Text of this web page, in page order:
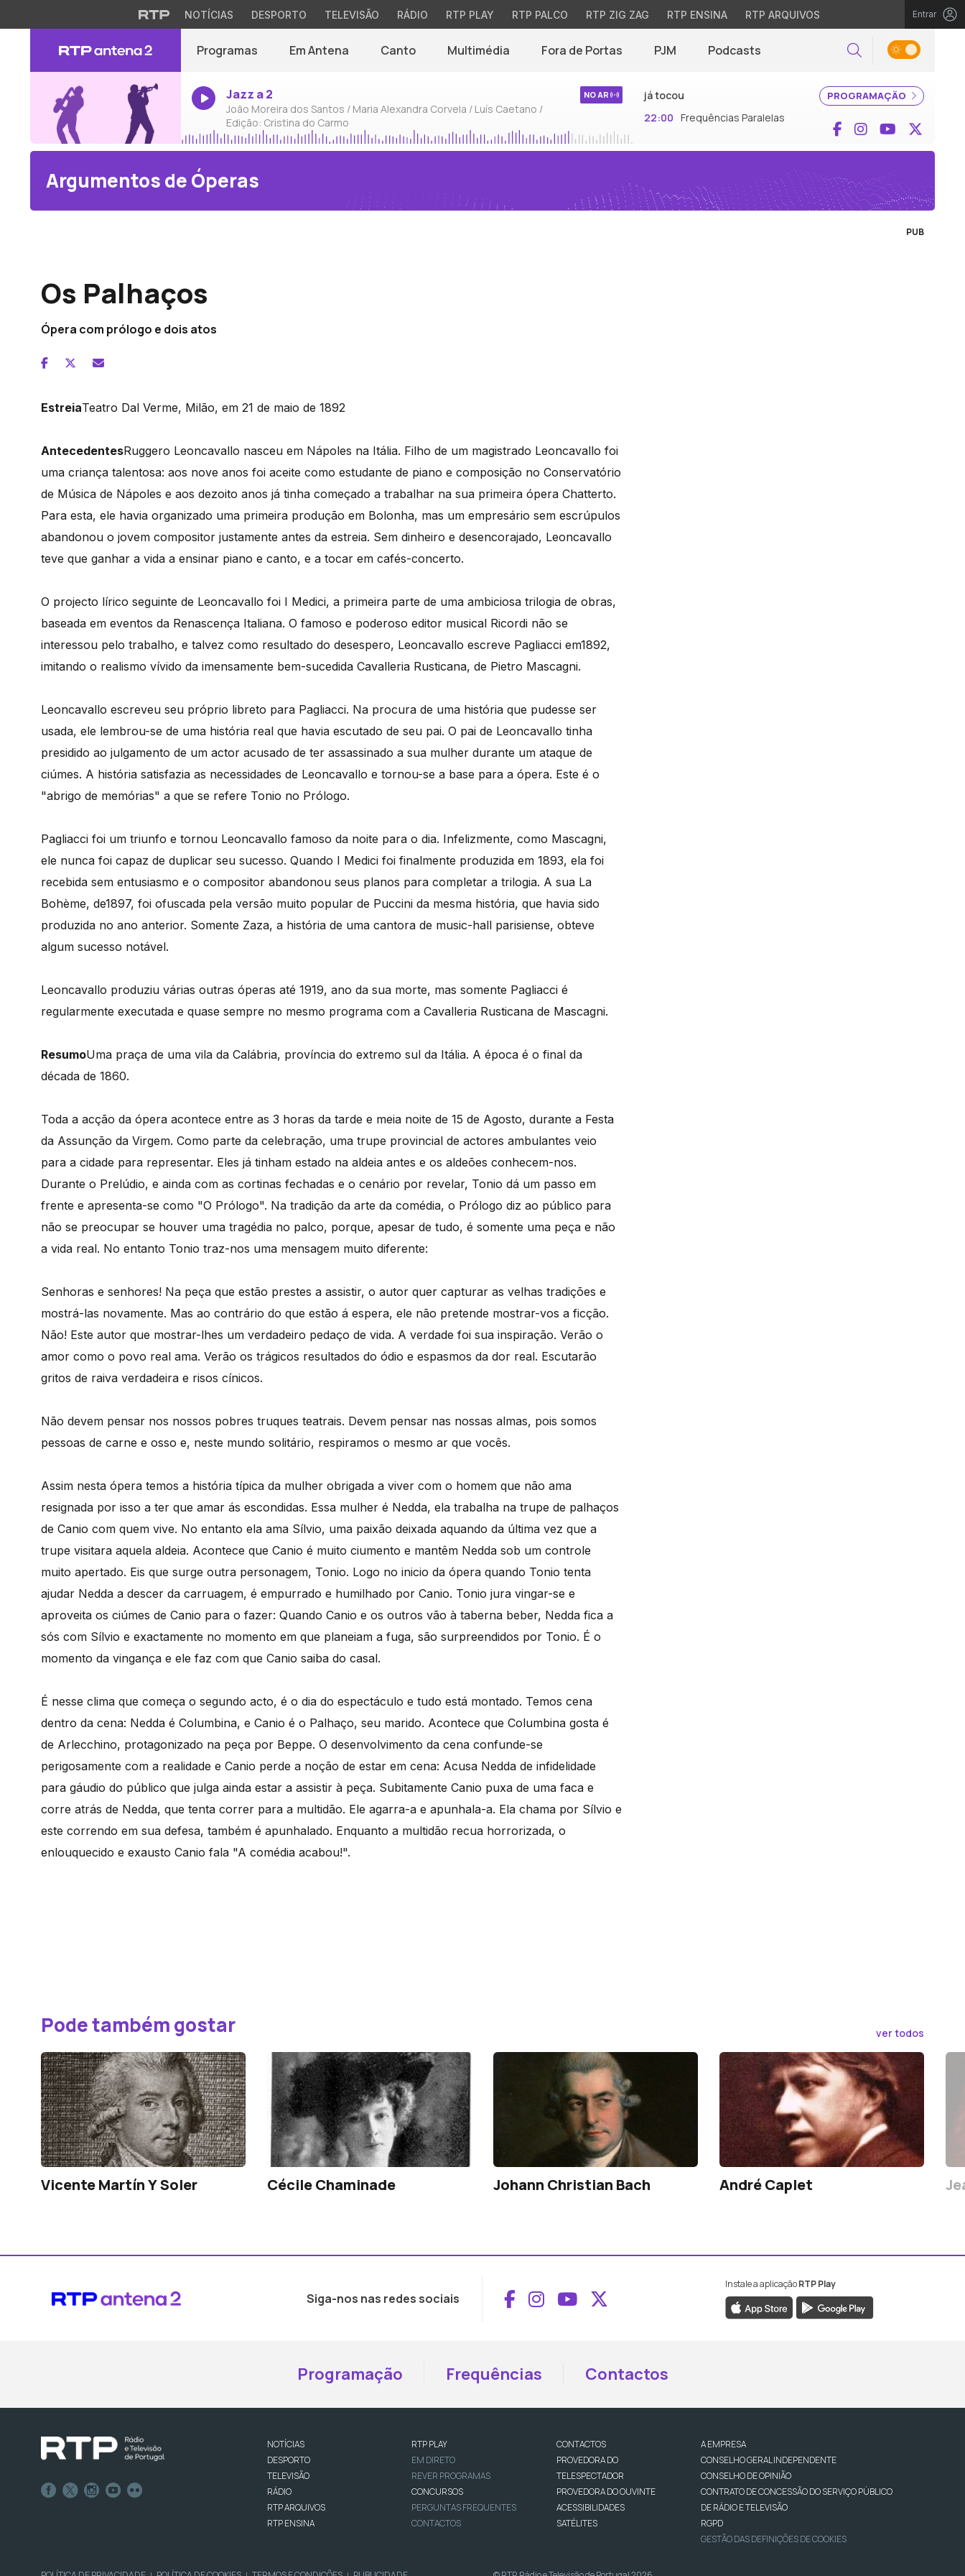
NOTÍCIAS DESPORTO TELEVISÃO RÁDIO RTP PLAY RTP PALCO RTP ZIG ZAG RTP ENSINA RTP ARQUIVOS Entrar
Programas Em Antena Canto Multimédia Fora de Portas PJM Podcasts Pesquisar
Jazz a 2
João Moreira dos Santos / Maria Alexandra Corvela / Luís Caetano /
Edição: Cristina do Carmo
NO AR PROGRAMAÇÃO
já tocou
22:00 Frequências Paralelas
Facebook
InstagramYouTube
Argumentos de Óperas
Os Palhaços
Ópera com prólogo e dois atos
EstreiaTeatro Dal Verme, Milão, em 21 de maio de 1892
AntecedentesRuggero Leoncavallo nasceu em Nápoles na Itália. Filho de um magistrado Leoncavallo foi
uma criança talentosa: aos nove anos foi aceite como estudante de piano e composição no Conservatório
de Música de Nápoles e aos dezoito anos já tinha começado a trabalhar na sua primeira ópera Chatterto.
Para esta, ele havia organizado uma primeira produção em Bolonha, mas um empresário sem escrúpulos
abandonou o jovem compositor justamente antes da estreia. Sem dinheiro e desencorajado, Leoncavallo
teve que ganhar a vida a ensinar piano e canto, e a tocar em cafés-concerto.
O projecto lírico seguinte de Leoncavallo foi I Medici, a primeira parte de uma ambiciosa trilogia de obras,
baseada em eventos da Renascença Italiana. O famoso e poderoso editor musical Ricordi não se
interessou pelo trabalho, e talvez como resultado do desespero, Leoncavallo escreve Pagliacci em1892,
imitando o realismo vívido da imensamente bem-sucedida Cavalleria Rusticana, de Pietro Mascagni.
Leoncavallo escreveu seu próprio libreto para Pagliacci. Na procura de uma história que pudesse ser
usada, ele lembrou-se de uma história real que havia escutado de seu pai. O pai de Leoncavallo tinha
presidido ao julgamento de um actor acusado de ter assassinado a sua mulher durante um ataque de
ciúmes. A história satisfazia as necessidades de Leoncavallo e tornou-se a base para a ópera. Este é o
"abrigo de memórias" a que se refere Tonio no Prólogo.
Pagliacci foi um triunfo e tornou Leoncavallo famoso da noite para o dia. Infelizmente, como Mascagni,
ele nunca foi capaz de duplicar seu sucesso. Quando I Medici foi finalmente produzida em 1893, ela foi
recebida sem entusiasmo e o compositor abandonou seus planos para completar a trilogia. A sua La
Bohème, de1897, foi ofuscada pela versão muito popular de Puccini da mesma história, que havia sido
produzida no ano anterior. Somente Zaza, a história de uma cantora de music-hall parisiense, obteve
algum sucesso notável.
Leoncavallo produziu várias outras óperas até 1919, ano da sua morte, mas somente Pagliacci é
regularmente executada e quase sempre no mesmo programa com a Cavalleria Rusticana de Mascagni.
ResumoUma praça de uma vila da Calábria, província do extremo sul da Itália. A época é o final da
década de 1860.
Toda a acção da ópera acontece entre as 3 horas da tarde e meia noite de 15 de Agosto, durante a Festa
da Assunção da Virgem. Como parte da celebração, uma trupe provincial de actores ambulantes veio
para a cidade para representar. Eles já tinham estado na aldeia antes e os aldeões conhecem-nos.
Durante o Prelúdio, e ainda com as cortinas fechadas e o cenário por revelar, Tonio dá um passo em
frente e apresenta-se como "O Prólogo". Na tradição da arte da comédia, o Prólogo diz ao público para
não se preocupar se houver uma tragédia no palco, porque, apesar de tudo, é somente uma peça e não
a vida real. No entanto Tonio traz-nos uma mensagem muito diferente:
Senhoras e senhores! Na peça que estão prestes a assistir, o autor quer capturar as velhas tradições e
mostrá-las novamente. Mas ao contrário do que estão á espera, ele não pretende mostrar-vos a ficção.
Não! Este autor que mostrar-lhes um verdadeiro pedaço de vida. A verdade foi sua inspiração. Verão o
amor como o povo real ama. Verão os trágicos resultados do ódio e espasmos da dor real. Escutarão
gritos de raiva verdadeira e risos cínicos.
Não devem pensar nos nossos pobres truques teatrais. Devem pensar nas nossas almas, pois somos
pessoas de carne e osso e, neste mundo solitário, respiramos o mesmo ar que vocês.
Assim nesta ópera temos a história típica da mulher obrigada a viver com o homem que não ama
resignada por isso a ter que amar ás escondidas. Essa mulher é Nedda, ela trabalha na trupe de palhaços
de Canio com quem vive. No entanto ela ama Sílvio, uma paixão deixada aquando da última vez que a
trupe visitara aquela aldeia. Acontece que Canio é muito ciumento e mantêm Nedda sob um controle
muito apertado. Eis que surge outra personagem, Tonio. Logo no inicio da ópera quando Tonio tenta
ajudar Nedda a descer da carruagem, é empurrado e humilhado por Canio. Tonio jura vingar-se e
aproveita os ciúmes de Canio para o fazer: Quando Canio e os outros vão à taberna beber, Nedda fica a
sós com Sílvio e exactamente no momento em que planeiam a fuga, são surpreendidos por Tonio. É o
momento da vingança e ele faz com que Canio saiba do casal.
É nesse clima que começa o segundo acto, é o dia do espectáculo e tudo está montado. Temos cena
dentro da cena: Nedda é Columbina, e Canio é o Palhaço, seu marido. Acontece que Columbina gosta é
de Arlecchino, protagonizado na peça por Beppe. O desenvolvimento da cena confunde-se
perigosamente com a realidade e Canio perde a noção de estar em cena: Acusa Nedda de infidelidade
para gáudio do público que julga ainda estar a assistir à peça. Subitamente Canio puxa de uma faca e
corre atrás de Nedda, que tenta correr para a multidão. Ele agarra-a e apunhala-a. Ela chama por Sílvio e
este correndo em sua defesa, também é apunhalado. Enquanto a multidão recua horrorizada, o
enlouquecido e exausto Canio fala "A comédia acabou!".
PUB
Pode também gostar ver todos
Vicente Martín Y Soler Cécile Chaminade Johann Christian Bach André Caplet
Siga-nos nas redes sociais Aceder ao Facebook da RTP Antena 2
Aceder ao Instagram da RTP Antena 2
Aceder ao YouTube da RTP Antena 2
Aceder ao X da RTP Antena 2
Instale a aplicaçãoRTP Play
Programação Frequências Contactos
NOTÍCIAS
DESPORTO
TELEVISÃO
RÁDIO
RTP ARQUIVOS
RTP ENSINA
RTP PLAY
EM DIRETO
REVER PROGRAMAS
CONCURSOS
PERGUNTAS FREQUENTES
CONTACTOS
CONTACTOS
PROVEDORA DO
TELESPECTADOR
PROVEDORA DO OUVINTE
ACESSIBILIDADES
SATÉLITES
A EMPRESA
CONSELHO GERAL INDEPENDENTE
CONSELHO DE OPINIÃO
CONTRATO DE CONCESSÃO DO SERVIÇO PÚBLICO
DE RÁDIO E TELEVISÃO
RGPD
GESTÃO DAS DEFINIÇÕES DE COOKIES